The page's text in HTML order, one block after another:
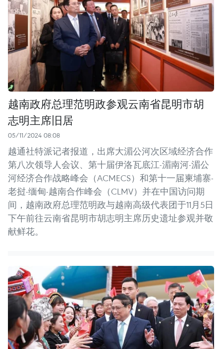
越南政府总理范明政参观云南省昆明市胡
志明主席旧居
05/11/2024 08:08
越通社特派记者报道，出席大湄公河次区域经济合作
第八次领导人会议、第十届伊洛瓦底江-湄南河-湄公
河经济合作战略峰会（ACMECS）和第十一届柬埔寨-
老挝-缅甸-越南合作峰会（CLMV）并在中国访问期
间，越南政府总理范明政与越南高级代表团于11月5日
下午前往云南省昆明市胡志明主席历史遗址参观并敬
献鲜花。